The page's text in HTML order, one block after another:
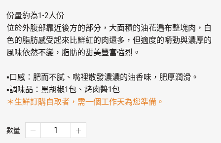
份量約為1-2人份
位於外腹部靠近後方的部分，大面積的油花遍布整塊肉，白
色的脂肪感受起來比鮮紅的肉還多，但適度的嚼勁與濃厚的
風味依然不變，脂肪的甜美豐富強烈。
▪口感：肥而不膩、嘴裡散發濃濃的油香味，肥厚潤滑。
▪調味品：黑胡椒1包、烤肉醬1包
＊生鮮訂購自取者，需一個工作天為您準備。
數量